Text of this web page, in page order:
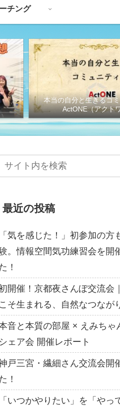
チング
本当の自分と生きるコ
ActONE（アクト
最近の投稿
「気を感じた！」初参加の方
。情報空間気功練習会を開
！
開催！京都夜さんぽ交流会
こそ生まれる、自然なつなが
音と本質の部屋 × えみちゃ
シェア会 開催レポート
戸三宮・繊細さん交流会開
！
「いつかやりたい」を「やっ